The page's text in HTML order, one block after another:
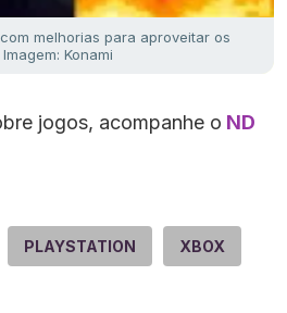
melhorias para aproveitar os
Konami
jogos, acompanhe o ND
PLAYSTATION XBOX